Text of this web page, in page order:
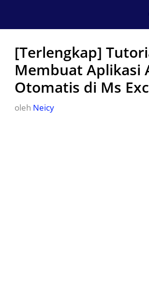
isi
[Terlengkap]
Membuat Aplikasi
Otomatis di Ms
oleh Neicy